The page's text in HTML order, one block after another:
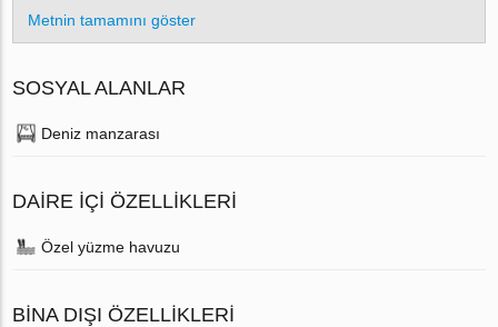
Metnin tamamını göster
SOSYAL ALANLAR
Deniz manzarası
DAIRE IÇI ÖZELLIKLERI
Özel yüzme havuzu
BINA DIŞI ÖZELLIKLERI